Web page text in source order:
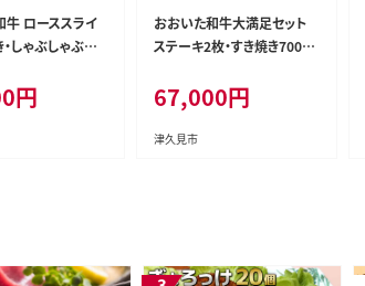
牛 ローススライ
しゃぶしゃぶ用
九州産 津久見
円
おおいた和牛大満足セット
ステーキ2枚・すき焼き700g・
牛 赤身肉 焼き肉 すき焼き し
ゃぶしゃぶ 大分県産 九州産
津久見市 国産
67,000円
津久見市